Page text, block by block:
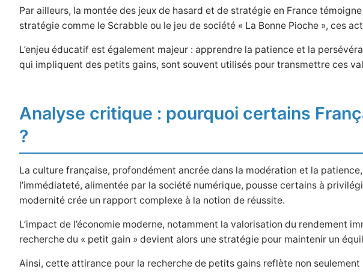
Par ailleurs, la montée des jeux de hasard et de stratégie en France
stratégie comme le Scrabble ou le jeu de société « La Bonne Pioche »,
L’enjeu éducatif est également majeur : apprendre la patience et la
qui impliquent des petits gains, sont souvent utilisés pour transmettre ces
Analyse critique : pourquoi certains
?
La culture française, profondément ancrée dans la modération et la
l’immédiateté, alimentée par la société numérique, pousse certains à
modernité crée un rapport complexe à la notion de réussite.
L’impact de l’économie moderne, notamment la valorisation du rendement
recherche du « petit gain » devient alors une stratégie pour maintenir un
Ainsi, cette attirance pour la recherche de petits gains reflète non